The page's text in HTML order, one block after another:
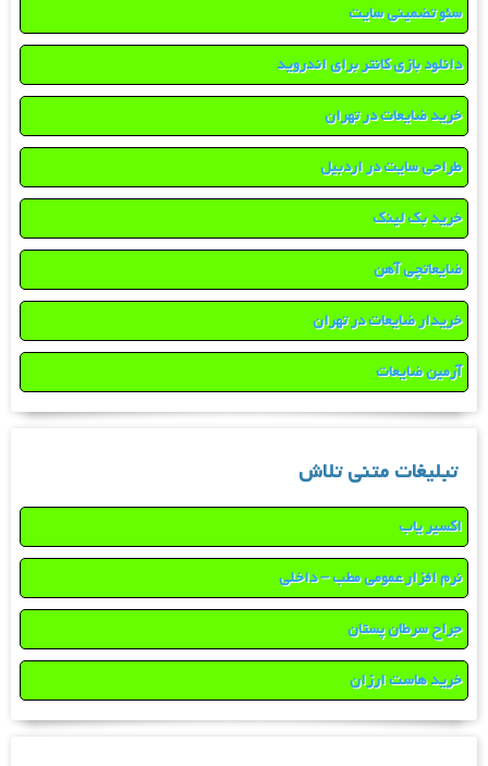
سئو تضمینی سایت
دانلود بازی کانتر برای اندروید
خرید ضایعات در تهران
طراحی سایت در اردبیل
خرید بک لینک
ضایعاتچی آهن
خریدار ضایعات در تهران
آرمین ضایعات
تبلیغات متنی تلاش
اکسیر یاب
نرم افزار عمومی مطب – داخلی
جراح سرطان پستان
خرید هاست ارزان